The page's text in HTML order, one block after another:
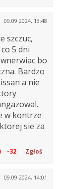
09.09.2024, 13:48
szczuc,
5 dni
bo
Bardzo
a nie
w kontrze
sie za
-32 Zgłoś
09.09.2024, 14:01